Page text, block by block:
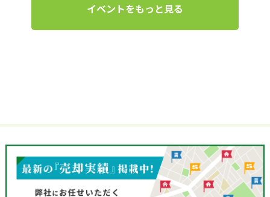
イベントをもっと見る